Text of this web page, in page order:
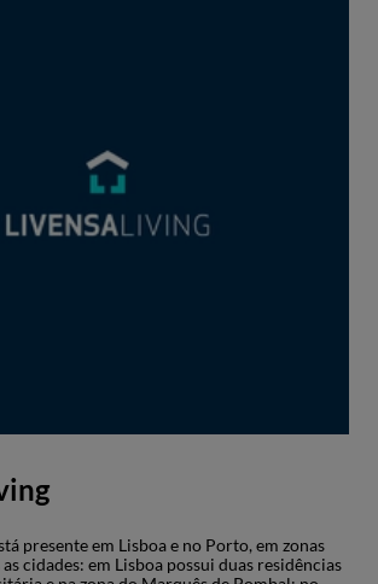
presente em Lisboa e no Porto, em zonas
cidades: em Lisboa possui duas residências